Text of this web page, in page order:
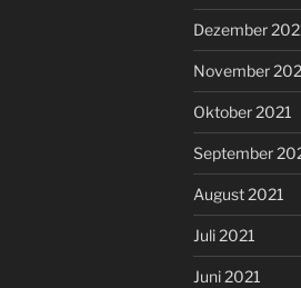
Dezember
November
Oktober 2021
September
August 2021
Juli 2021
Juni 2021